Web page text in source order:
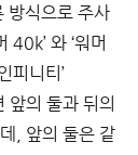
방식으로 주사
40k’ 와 ‘워머
피니티 ’
앞의 둘과 뒤의
앞의 둘은 같